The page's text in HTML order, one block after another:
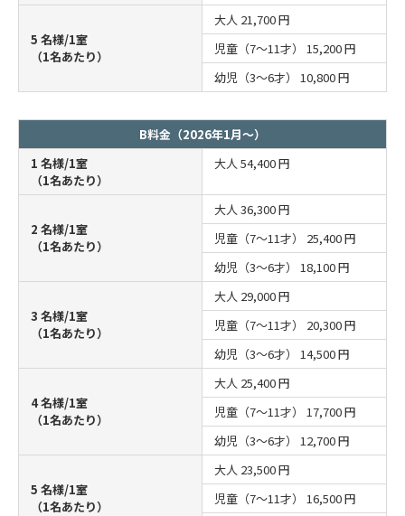
5 名様/1室
（1名あたり）
大人 21,700 円
児童（7～11才） 15,200 円
幼児（3～6才） 10,800 円
B料金（2026年1月～）
1 名様/1室
（1名あたり）
大人 54,400 円
2 名様/1室
（1名あたり）
大人 36,300 円
児童（7～11才） 25,400 円
幼児（3～6才） 18,100 円
3 名様/1室
（1名あたり）
大人 29,000 円
児童（7～11才） 20,300 円
幼児（3～6才） 14,500 円
4 名様/1室
（1名あたり）
大人 25,400 円
児童（7～11才） 17,700 円
幼児（3～6才） 12,700 円
5 名様/1室
（1名あたり）
大人 23,500 円
児童（7～11才） 16,500 円